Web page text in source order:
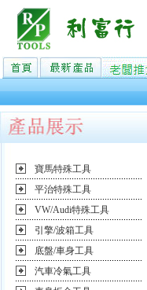
寶馬特殊工具
平治特殊工具
VW/Audi特殊工具
引擎/波箱工具
底盤/車身工具
汽車冷氣工具